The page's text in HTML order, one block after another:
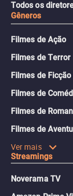
Todos os
Gêneros
Filmes de Ação
Filmes de Terror
Filmes de
Filmes de
Filmes de
Filmes de
Ver mais
Streamings
Noverama TV